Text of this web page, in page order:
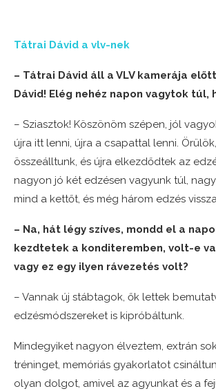
Tátrai Dávid a vlv-nek
– Tátrai Dávid áll a VLV kamerája
Dávid! Elég nehéz napon vagytok túl,
– Sziasztok! Köszönöm szépen, jól
újra itt lenni, újra a csapattal lenni.
összeálltunk, és újra elkezdődtek az
nagyon jó két edzésen vagyunk túl,
mind a kettőt, és még három edzés
– Na, hát légy szíves, mondd el a
kezdtetek a konditeremben, volt-e
vagy ez egy ilyen rávezetés volt?
– Vannak új stábtagok, ők lettek
edzésmódszereket is kipróbáltunk.
Mindegyiket nagyon élveztem, extrán
tréninget, memóriás gyakorlatot
olyan dolgot, amivel az agyunkat és a